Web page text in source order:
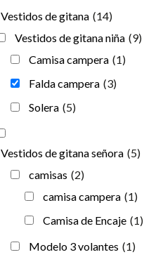
Vestidos de gitana (14)
Vestidos de gitana niña (9)
Camisa campera (1)
Falda campera (3)
Solera (5)
Vestidos de gitana señora (5)
camisas (2)
camisa campera (1)
Camisa de Encaje (1)
Modelo 3 volantes (1)